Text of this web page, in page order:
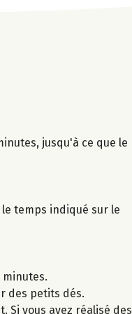
jusqu'à ce que le
temps indiqué sur le
des petits dés.
Si vous avez réalisé des